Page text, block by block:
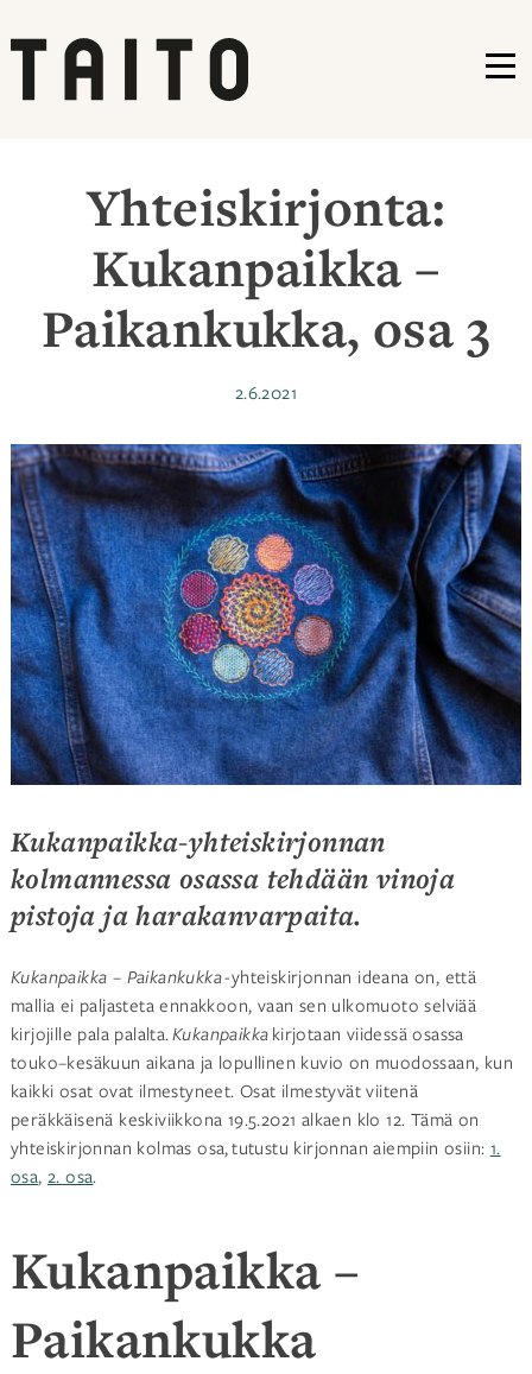
Yhteiskirjonta:
Kukanpaikka –
Paikankukka, osa 3
Julkaistu
2.6.2021
Kukanpaikka-yhteiskirjonnan
kolmannessa osassa tehdään vinoja
pistoja ja harakanvarpaita.
Kukanpaikka – Paikankukka-yhteiskirjonnan ideana on, että
mallia ei paljasteta ennakkoon, vaan sen ulkomuoto selviää
kirjojille pala palalta.Kukanpaikka kirjotaan viidessä osassa
touko–kesäkuun aikana ja lopullinen kuvio on muodossaan, kun
kaikki osat ovat ilmestyneet. Osat ilmestyvät viitenä
peräkkäisenä keskiviikkona 19.5.2021 alkaen klo 12. Tämä on
yhteiskirjonnan kolmas osa, tutustu kirjonnan aiempiin osiin: 1.
osa, 2. osa.
Kukanpaikka –
Paikankukka